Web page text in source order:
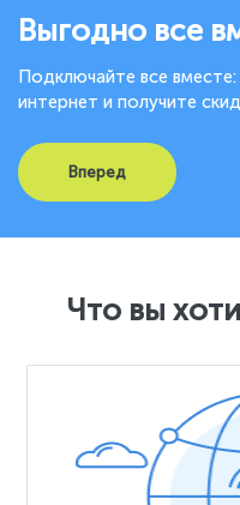
Выгодно все
Подключайте все
интернет и получите
Вперед
Что вы